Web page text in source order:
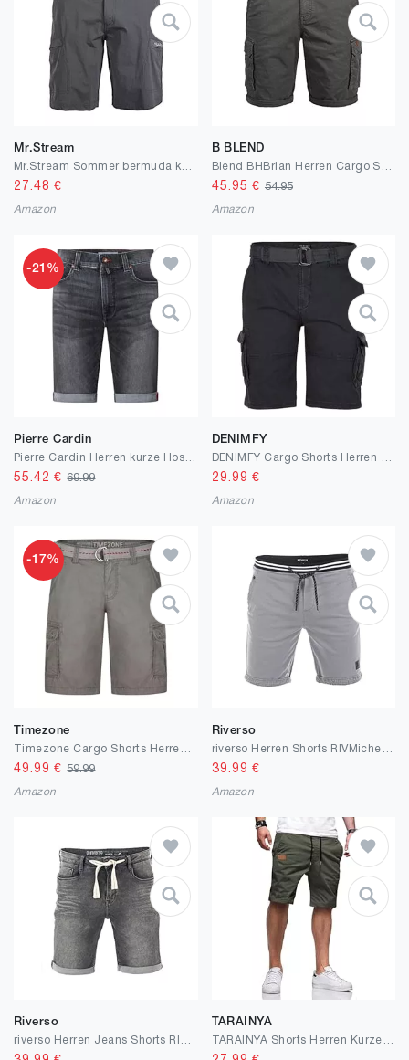
Mr.Stream
27.48 €
Amazon
B BLEND
45.95 € 54.95
Amazon
-21%
Pierre Cardin
55.42 €69.99
Amazon
DENIMFY
29.99 €
Amazon
-17%
Timezone
49.99 €59.99
Amazon
Riverso
39.99 €
Amazon
Riverso
TARAINYA